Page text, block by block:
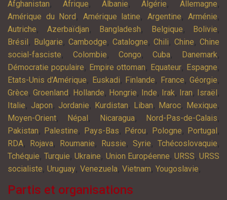
Afghanistan, Afrique, Albanie, Algérie, Allemagne,
Amérique du Nord , Amérique latine, Argentine, Arménie,
Autriche, Azerbaïdjan, Bangladesh, Belgique, Bolivie,
Brésil , Bulgarie, Cambodge, Catalogne, Chili, Chine, Chine
social-fasciste, Colombie, Congo,Cuba, Danemark,
Démocratie populaire, Empire ottoman, Equateur, Espagne,
Etats-Unis d'Amérique, Euskadi, Finlande, France,Géorgie,
Grèce, Groenland , Hollande, Hongrie, Inde, Irak, Iran, Israël ,
Italie, Japon, Jordanie, Kurdistan, Liban, Maroc, Mexique,
Moyen-Orient, Népal , Nicaragua, Nord-Pas-de-Calais,
Pakistan, Palestine, Pays-Bas, Pérou, Pologne, Portugal ,
RDA, Rojava, Roumanie, Russie, Syrie, Tchécoslovaquie,
Tchéquie,Turquie,Ukraine, Union Européenne, URSS,URSS
socialiste, Uruguay, Venezuela, Vietnam, Yougoslavie,
Partis et organisations